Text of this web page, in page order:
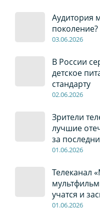
Аудитория
03.06.2026
В России
детское
стандарту
02.06.2026
Зрители
лучшие
за
01.06.2026
Телеканал
учатся и
01.06.2026